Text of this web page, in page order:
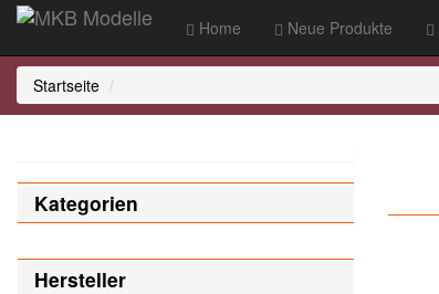
Home Neue Produkte
Startseite
Kategorien
Hersteller